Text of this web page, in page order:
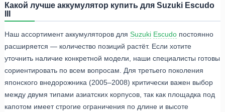
Какой лучше аккумулятор купить для Suzuki Escudo
Наш ассортимент аккумуляторов для Suzuki Escudo постоянно
расширяется — количество позиций растёт. Если хотите
уточнить наличие конкретной модели, наши специалисты готовы
сориентировать по всем вопросам. Для третьего поколения
японского внедорожника (2005–2008) критически важен выбор
между двумя типами азиатских корпусов, так как площадка под
капотом имеет строгие ограничения по длине и высоте